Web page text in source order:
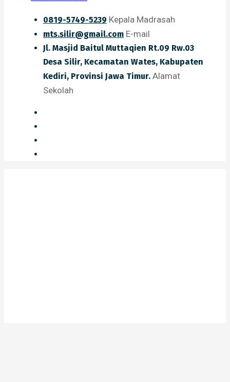
0819-5749-5239 Kepala Madrasah
mts.silir@gmail.com E-mail
Jl. Masjid Baitul Muttaqien Rt.09 Rw.03
Desa Silir, Kecamatan Wates, Kabupaten
Kediri, Provinsi Jawa Timur. Alamat
Sekolah